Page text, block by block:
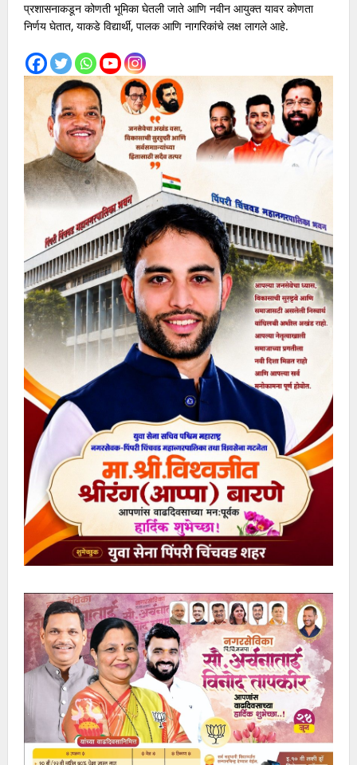
प्रशासनाकडून कोणती भूमिका घेतली जाते आणि नवीन आयुक्त यावर कोणता
निर्णय घेतात, याकडे विद्यार्थी, पालक आणि नागरिकांचे लक्ष लागले आहे.